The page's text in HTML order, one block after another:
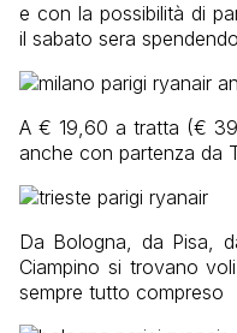
e con la possibilità di
il sabato sera
A € 19,60 a tratta (€
anche con partenza da
Da Bologna, da Pisa,
Ciampino si trovano
sempre tutto compreso